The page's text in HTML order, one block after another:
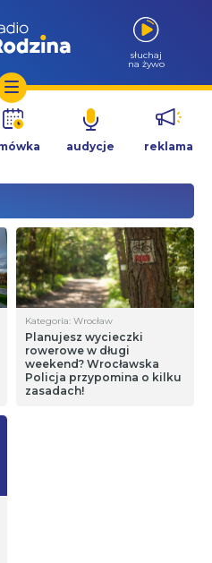
słuchaj
na żywo
audycje reklama
Kategoria: Wrocław
Planujesz wycieczki
rowerowe w długi
weekend? Wrocławska
Policja przypomina o kilku
zasadach!